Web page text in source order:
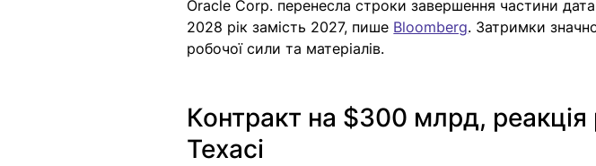
Oracle Corp. перенесла строки завершення частини
2028 рік замість 2027, пише Bloomberg. Затримки
робочої сили та матеріалів.
Контракт на $300 млрд, реакція
Техасі